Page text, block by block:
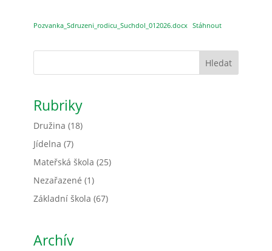
Pozvanka_Sdruzeni_rodicu_Suchdol_012026.docx Stáhnout
Hledat
Rubriky
Družina (18)
Jídelna (7)
Mateřská škola (25)
Nezařazené (1)
Základní škola (67)
Archív